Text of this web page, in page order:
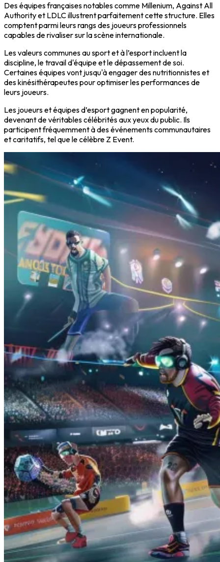
Des équipes françaises notables comme Millenium, Against All
Authority et LDLC illustrent parfaitement cette structure. Elles
comptent parmi leurs rangs des joueurs professionnels
capables de rivaliser sur la scène internationale.
Les valeurs communes au sport et à l’esport incluent la
discipline, le travail d'équipe et le dépassement de soi.
Certaines équipes vont jusqu'à engager des nutritionnistes et
des kinésithérapeutes pour optimiser les performances de
leurs joueurs.
Les joueurs et équipes d’esport gagnent en popularité,
devenant de véritables célébrités aux yeux du public. Ils
participent fréquemment à des événements communautaires
et caritatifs, tel que le célèbre Z Event.